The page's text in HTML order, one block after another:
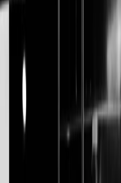
Search vendors, inspiration...